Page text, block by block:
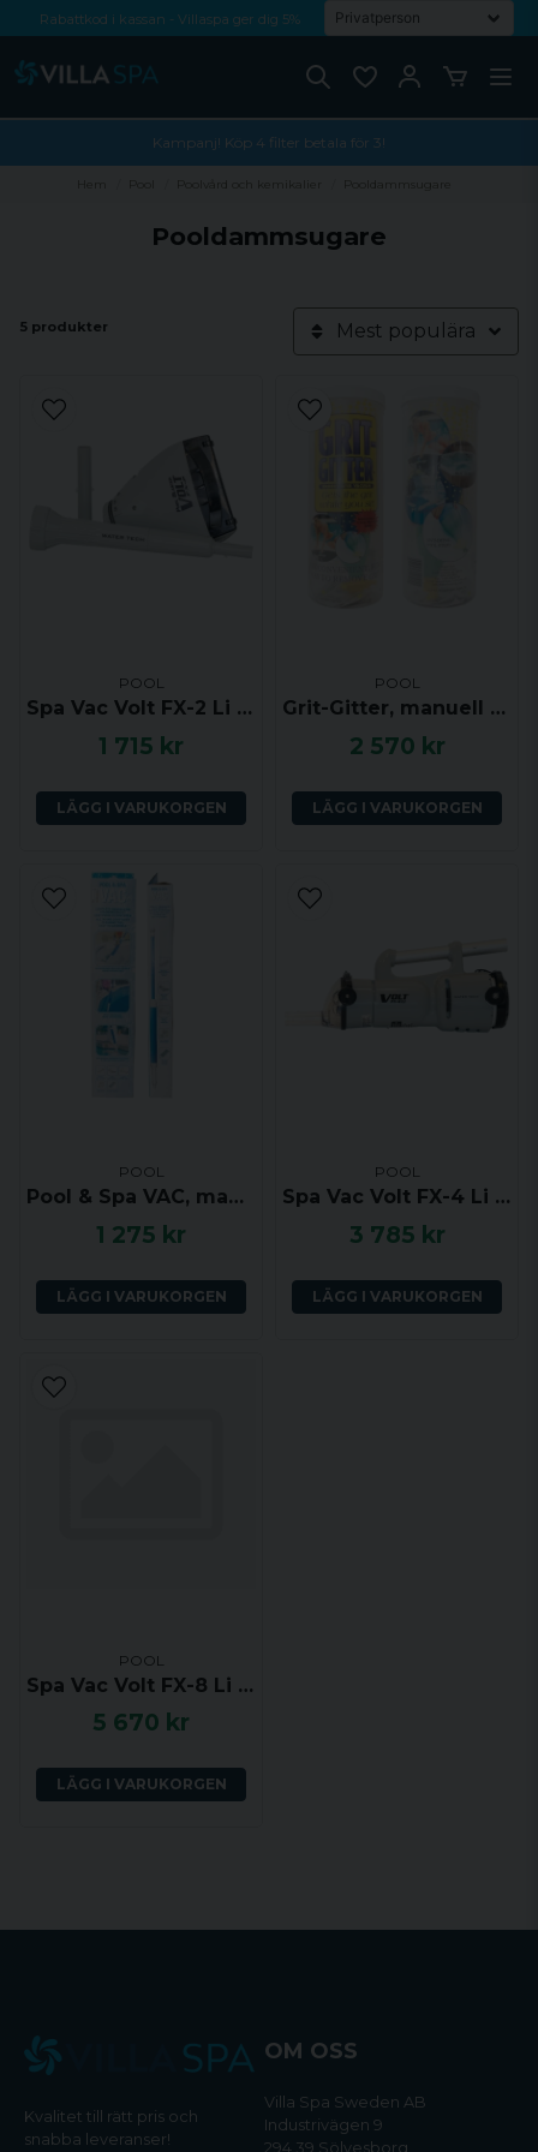
Rabattkod i kassan - Villaspa ger dig 5%
Kampanj! Köp 4 filter betala för 3!
Hem Poolvård och kemikalier Pooldammsugare
Pooldammsugare
5 produkter Mest populära
POOL
Spa Vac Volt FX-2 Li - Batteridriven dammsugare för pool och spabad
1 715 kr
LÄGG I VARUKORGEN
POOL
Grit-Gitter, manuell dammsugare
2 570 kr
LÄGG I VARUKORGEN
POOL
Pool & Spa VAC, manuell dammsugare
1 275 kr
LÄGG I VARUKORGEN
POOL
Spa Vac Volt FX-4 Li - Batteridriven dammsugare för pool och spabad
3 785 kr
LÄGG I VARUKORGEN
POOL
Spa Vac Volt FX-8 Li - Batteridriven dammsugare för pool och spabad
5 670 kr
LÄGG I VARUKORGEN
Kvalitet till rätt pris och
snabba leveranser!
OM OSS
Villa Spa Sweden AB
Industrivägen 9
294 39 Sölvesborg